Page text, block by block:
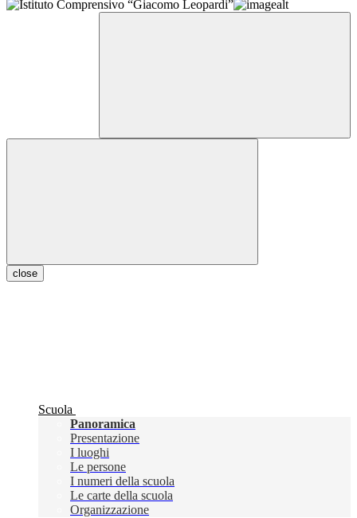
close
Scuola
Panoramica
Presentazione
I luoghi
Le persone
I numeri della scuola
Le carte della scuola
Organizzazione